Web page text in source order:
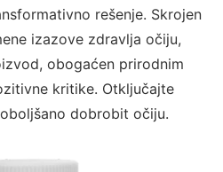
rešenje. Skrojen
izazove zdravlja očiju,
obogaćen prirodnim
kritike. Otključajte
dobrobit očiju.